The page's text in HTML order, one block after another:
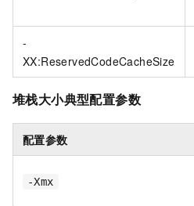
-
XX:ReservedCodeCacheSize
堆栈大小典型配置参数
配置参数
-Xmx